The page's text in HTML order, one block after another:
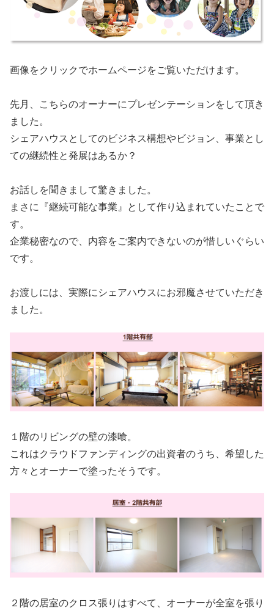
画像をクリックでホームページをご覧いただけます。
先月、こちらのオーナーにプレゼンテーションをして頂き
ました。
シェアハウスとしてのビジネス構想やビジョン、事業とし
ての継続性と発展はあるか？
お話しを聞きまして驚きました。
まさに『継続可能な事業』として作り込まれていたことで
す。
企業秘密なので、内容をご案内できないのが惜しいぐらい
です。
お渡しには、実際にシェアハウスにお邪魔させていただき
ました。
１階のリビングの壁の漆喰。
これはクラウドファンディングの出資者のうち、希望した
方々とオーナーで塗ったそうです。
２階の居室のクロス張りはすべて、オーナーが全室を張り